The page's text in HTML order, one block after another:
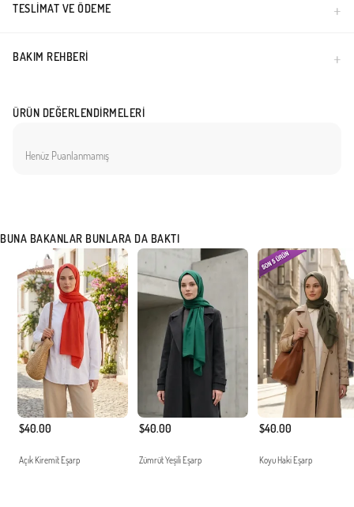
TESLIMAT VE ÖDEME
BAKIM REHBERI
ÜRÜN DEĞERLENDIRMELERI
Henüz Puanlanmamış
BUNA BAKANLAR BUNLARA DA BAKTI
$40.00
Açık Kiremit Eşarp
$40.00
Zümrüt Yeşili Eşarp
$40.00
Koyu Haki Eşarp